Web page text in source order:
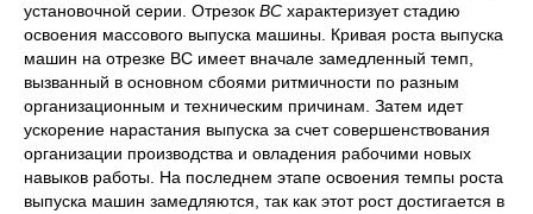
установочной серии. Отрезок ВС характеризует стадию
освоения массового выпуска машины. Кривая роста выпуска
машин на отрезке ВС имеет вначале замедленный темп,
вызванный в основном сбоями ритмичности по разным
организационным и техническим причинам. Затем идет
ускорение нарастания выпуска за счет совершенствования
организации производства и овладения рабочими новых
навыков работы. На последнем этапе освоения темпы роста
выпуска машин замедляются, так как этот рост достигается в